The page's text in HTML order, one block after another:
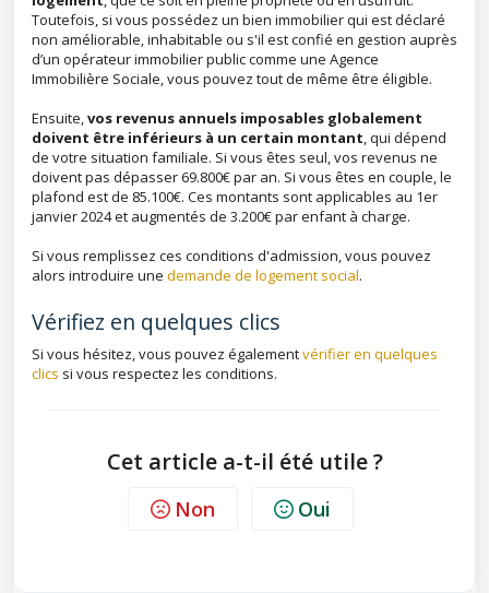
Toutefois, si vous possédez un bien immobilier qui est déclaré
non améliorable, inhabitable ou s'il est confié en gestion auprès
d’un opérateur immobilier public comme une Agence
Immobilière Sociale, vous pouvez tout de même être éligible.
Ensuite,vos revenus annuels imposables globalement
doivent être inférieurs à un certain montant, qui dépend
de votre situation familiale. Si vous êtes seul, vos revenus ne
doivent pas dépasser 69.800€ par an. Si vous êtes en couple, le
plafond est de 85.100€. Ces montants sont applicables au 1er
janvier 2024 et augmentés de 3.200€ par enfant à charge.
Si vous remplissez ces conditions d'admission, vous pouvez
alors introduire une demande de logement social.
Vérifiez en quelques clics
Si vous hésitez, vous pouvez égalementvérifier en quelques
clics si vous respectez les conditions.
Cet article a-t-il été utile ?
Non Oui